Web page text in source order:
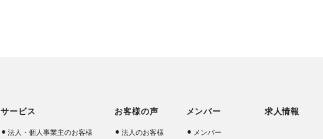
サービス
法人・個人事業主のお客様
お客様の声
法人のお客様
メンバー
メンバー
求人情報